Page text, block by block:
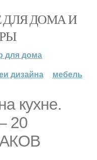
ДЛЯ ДОМА И
для дома
дизайна мебель
кухне.
20